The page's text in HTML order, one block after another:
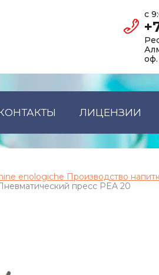
с
ЛИЦЕНЗИИ
enologiche Производство
пресс PEA 20